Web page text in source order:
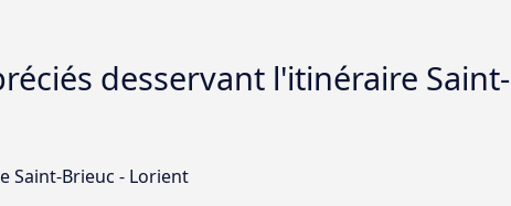
desservant l'itinéraire Saint-
Saint-Brieuc - Lorient